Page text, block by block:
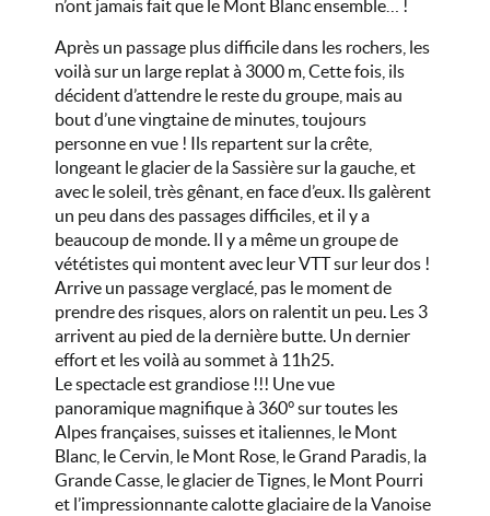
n’ont jamais fait que le Mont Blanc ensemble… !
Après un passage plus difficile dans les rochers, les
voilà sur un large replat à 3000 m, Cette fois, ils
décident d’attendre le reste du groupe, mais au
bout d’une vingtaine de minutes, toujours
personne en vue ! Ils repartent sur la crête,
longeant le glacier de la Sassière sur la gauche, et
avec le soleil, très gênant, en face d’eux. Ils galèrent
un peu dans des passages difficiles, et il y a
beaucoup de monde. Il y a même un groupe de
vététistes qui montent avec leur VTT sur leur dos !
Arrive un passage verglacé, pas le moment de
prendre des risques, alors on ralentit un peu. Les 3
arrivent au pied de la dernière butte. Un dernier
effort et les voilà au sommet à 11h25.
Le spectacle est grandiose !!! Une vue
panoramique magnifique à 360° sur toutes les
Alpes françaises, suisses et italiennes, le Mont
Blanc, le Cervin, le Mont Rose, le Grand Paradis, la
Grande Casse, le glacier de Tignes, le Mont Pourri
et l’impressionnante calotte glaciaire de la Vanoise